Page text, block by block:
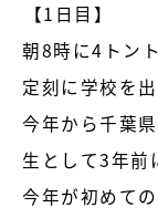
【1日目】
朝8時に4トン
定刻に学校を
今年から千葉
生として3年前
今年が初めて